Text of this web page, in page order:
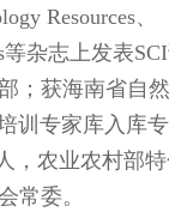
Resources、
等杂志上发表
；获海南省自
训专家库入库
，农业农村部
常委。